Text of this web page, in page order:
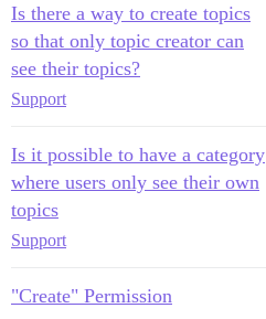
Is there a way to create topics
so that only topic creator can
see their topics?
Support
Is it possible to have a category
where users only see their own
topics
Support
"Create" Permission